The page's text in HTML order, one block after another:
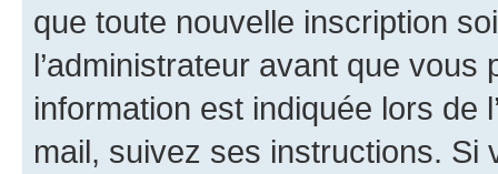
que toute nouvelle inscription
l’administrateur avant que
information est indiquée lors de
mail, suivez ses instructions. Si